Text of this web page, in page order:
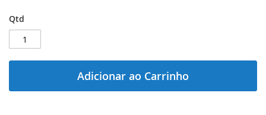
Qtd
Adicionar ao Carrinho